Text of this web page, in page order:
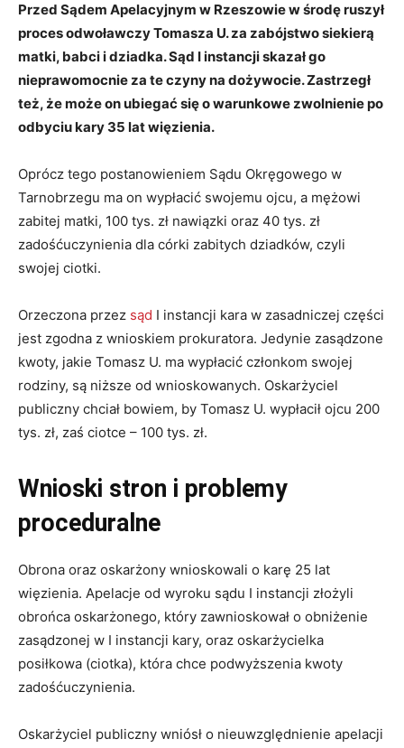
Przed Sądem Apelacyjnym w Rzeszowie w środę ruszył
proces odwoławczy Tomasza U. za zabójstwo siekierą
matki, babci i dziadka. Sąd I instancji skazał go
nieprawomocnie za te czyny na dożywocie. Zastrzegł
też, że może on ubiegać się o warunkowe zwolnienie po
odbyciu kary 35 lat więzienia.
Oprócz tego postanowieniem Sądu Okręgowego w
Tarnobrzegu ma on wypłacić swojemu ojcu, a mężowi
zabitej matki, 100 tys. zł nawiązki oraz 40 tys. zł
zadośćuczynienia dla córki zabitych dziadków, czyli
swojej ciotki.
Orzeczona przez sąd I instancji kara w zasadniczej części
jest zgodna z wnioskiem prokuratora. Jedynie zasądzone
kwoty, jakie Tomasz U. ma wypłacić członkom swojej
rodziny, są niższe od wnioskowanych. Oskarżyciel
publiczny chciał bowiem, by Tomasz U. wypłacił ojcu 200
tys. zł, zaś ciotce – 100 tys. zł.
Wnioski stron i problemy
proceduralne
Obrona oraz oskarżony wnioskowali o karę 25 lat
więzienia. Apelacje od wyroku sądu I instancji złożyli
obrońca oskarżonego, który zawnioskował o obniżenie
zasądzonej w I instancji kary, oraz oskarżycielka
posiłkowa (ciotka), która chce podwyższenia kwoty
zadośćuczynienia.
Oskarżyciel publiczny wniósł o nieuwzględnienie apelacji